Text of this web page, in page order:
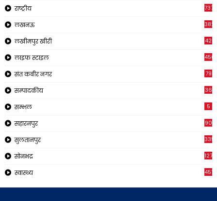
राष्ट्रीय 7376
लखनऊ
लखीमपुर खीरी 42
लाइफ स्टाइल 456
संत कबीर नगर 79
सम्पादकीय 36
सम्भल 5
सहारनपुर 90
सुलतानपुर 335
सोनभद्र 1270
स्वास्थ्य 451